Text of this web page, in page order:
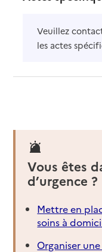
Veuillez
les actes
Vous êtes
d’urgence ?
Mettre en
soins à
Organiser